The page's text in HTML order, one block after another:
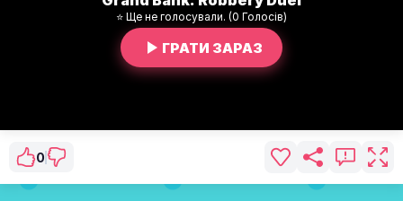
⭐ Ще не голосували. (0 Голосів)
ГРАТИ ЗАРАЗ
0